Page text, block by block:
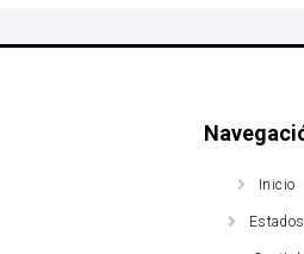
Inicio
Estados